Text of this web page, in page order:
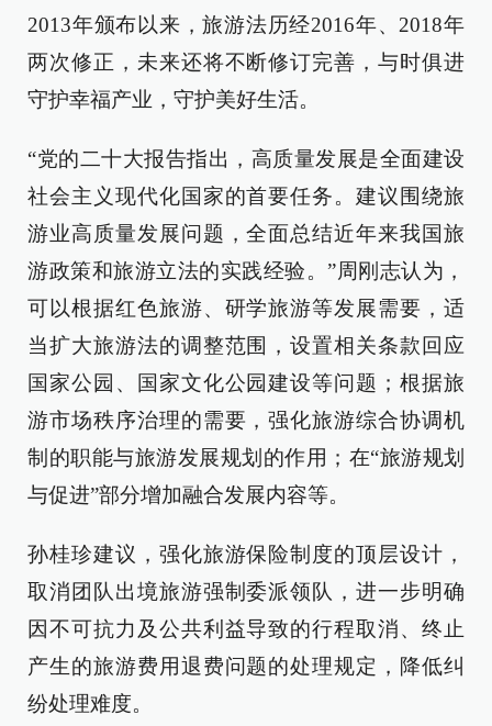
2013年颁布以来，旅游法历经2016年、2018年
两次修正，未来还将不断修订完善，与时俱进
守护幸福产业，守护美好生活。
“党的二十大报告指出，高质量发展是全面建设
社会主义现代化国家的首要任务。建议围绕旅
游业高质量发展问题，全面总结近年来我国旅
游政策和旅游立法的实践经验。”周刚志认为，
可以根据红色旅游、研学旅游等发展需要，适
当扩大旅游法的调整范围，设置相关条款回应
国家公园、国家文化公园建设等问题；根据旅
游市场秩序治理的需要，强化旅游综合协调机
制的职能与旅游发展规划的作用；在“旅游规划
与促进”部分增加融合发展内容等。
孙桂珍建议，强化旅游保险制度的顶层设计，
取消团队出境旅游强制委派领队，进一步明确
因不可抗力及公共利益导致的行程取消、终止
产生的旅游费用退费问题的处理规定，降低纠
纷处理难度。